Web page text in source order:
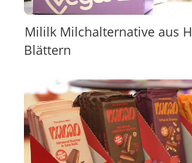
Mililk Milchalternative aus
Blättern